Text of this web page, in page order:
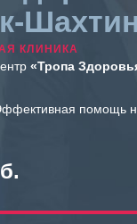
КЛИНИКА
«Тропа
помощь